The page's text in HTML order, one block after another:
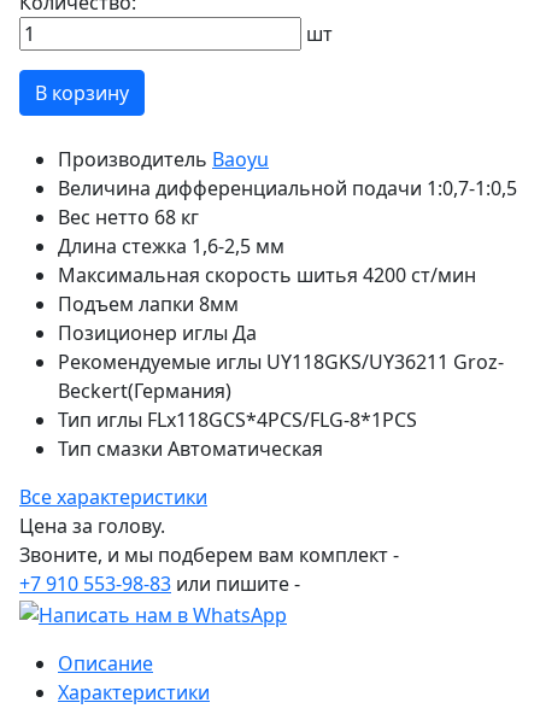
шт
В корзину
Производитель Baoyu
Величина дифференциальной подачи 1:0,7-1:0,5
Вес нетто 68 кг
Длина стежка 1,6-2,5 мм
Максимальная скорость шитья 4200 ст/мин
Подъем лапки 8мм
Позиционер иглы Да
Рекомендуемые иглы UY118GKS/UY36211 Groz-
Beckert(Германия)
Тип иглы FLx118GCS*4PCS/FLG-8*1PCS
Тип смазки Автоматическая
Все характеристики
Цена за голову.
Звоните, и мы подберем вам комплект -
+7 910 553-98-83 или пишите -
Описание
Характеристики